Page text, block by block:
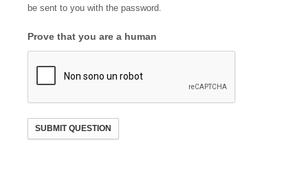
be sent to you with the password.
Prove that you are a human
SUBMIT QUESTION